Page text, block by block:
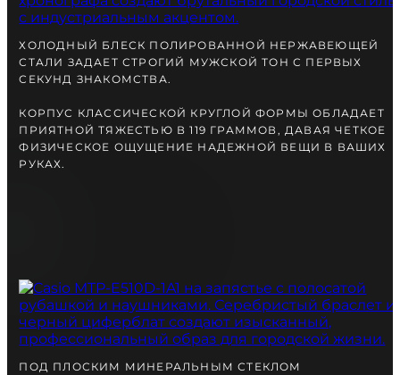
ГАРАНТИЯ 12-24 МЕСЯЦА
ОТПРАВКА В ДЕНЬ ЗАКАКА
Telegram
ПОСОВЕТУЙТЕСЬ
С НАШИМ ЭКСПЕРТОМ
ХОЛОДНЫЙ БЛЕСК ПОЛИРОВАННОЙ НЕРЖАВЕЮЩЕЙ
СТАЛИ ЗАДАЕТ СТРОГИЙ МУЖСКОЙ ТОН С ПЕРВЫХ
СЕКУНД ЗНАКОМСТВА.
КОРПУС КЛАССИЧЕСКОЙ КРУГЛОЙ ФОРМЫ ОБЛАДАЕТ
ПРИЯТНОЙ ТЯЖЕСТЬЮ В 119 ГРАММОВ, ДАВАЯ ЧЕТКОЕ
ФИЗИЧЕСКОЕ ОЩУЩЕНИЕ НАДЕЖНОЙ ВЕЩИ В ВАШИХ
РУКАХ.
ПОД ПЛОСКИМ МИНЕРАЛЬНЫМ СТЕКЛОМ